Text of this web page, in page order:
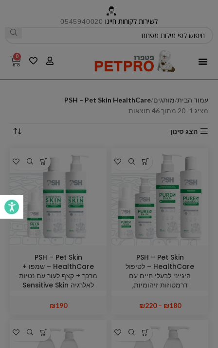
לשירות לקוחות חייגו 0545940020
0
עמוד הבית מותגים PSH – Pet Skin HealthCare
מציג 1–20 מתוך 46 תוצאות
הצג סינון
PSH – Pet Skin
HealthCare – לטיפול
היגייני לבעלי חיים עם
דרמטוזות זיהומיות,
Shampoo + Conditioner
₪180
–
₪220
PSH – Pet Skin
HealthCare – שמפו +
מרכך + קצף לעור עם נטיות
לאלרגיה Sensitive Skin
+ Foam
₪190